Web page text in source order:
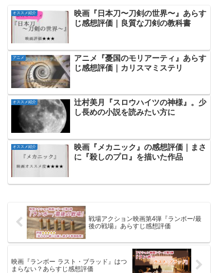
オススメ紹介
映画『日本刀〜刀剣の世界〜』あらす
じ感想評価｜良質な刀剣の教科書
アニメ
アニメ『憂国のモリアーティ』あらす
じ感想評価｜カリスマミステリ
オススメ紹介
辻村美月『スロウハイツの神様』。少
し長めの小説を読みたい方に
オススメ紹介
映画『メカニック』の感想評価｜まさ
に『殺しのプロ』を描いた作品
戦場アクション映画第4弾『ランボー/最
後の戦場』あらすじ感想評価
映画『ランボー ラスト・ブラッド』はつ
まらない？あらすじ感想評価